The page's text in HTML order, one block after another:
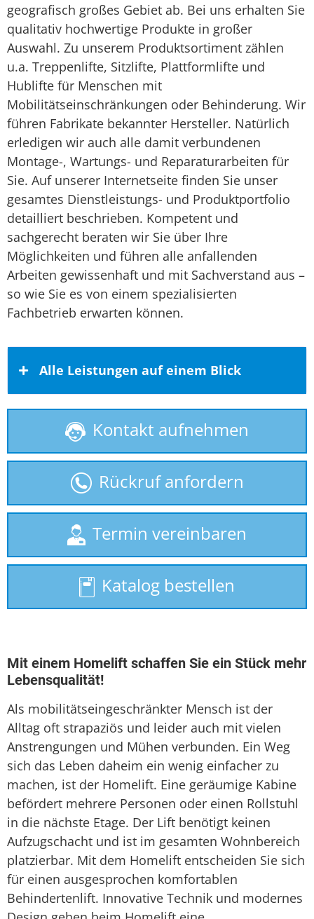
geografisch großes Gebiet ab. Bei uns erhalten Sie
qualitativ hochwertige Produkte in großer
Auswahl. Zu unserem Produktsortiment zählen
u.a. Treppenlifte, Sitzlifte, Plattformlifte und
Hublifte für Menschen mit
Mobilitätseinschränkungen oder Behinderung. Wir
führen Fabrikate bekannter Hersteller. Natürlich
erledigen wir auch alle damit verbundenen
Montage-, Wartungs- und Reparaturarbeiten für
Sie. Auf unserer Internetseite finden Sie unser
gesamtes Dienstleistungs- und Produktportfolio
detailliert beschrieben. Kompetent und
sachgerecht beraten wir Sie über Ihre
Möglichkeiten und führen alle anfallenden
Arbeiten gewissenhaft und mit Sachverstand aus –
so wie Sie es von einem spezialisierten
Fachbetrieb erwarten können.
Alle Leistungen auf einem Blick
Behindertenlift
gebrauchte Treppenlifte
Plattformlift
Rollstuhllift
Seniorenlift
Treppenaufzug
Treppenlift
Treppenlift mieten
Kontakt aufnehmen
Rückruf anfordern
Termin vereinbaren
Katalog bestellen
Mit einem Homelift schaffen Sie ein Stück mehr
Lebensqualität!
Als mobilitätseingeschränkter Mensch ist der
Alltag oft strapaziös und leider auch mit vielen
Anstrengungen und Mühen verbunden. Ein Weg
sich das Leben daheim ein wenig einfacher zu
machen, ist der Homelift. Eine geräumige Kabine
befördert mehrere Personen oder einen Rollstuhl
in die nächste Etage. Der Lift benötigt keinen
Aufzugschacht und ist im gesamten Wohnbereich
platzierbar. Mit dem Homelift entscheiden Sie sich
für einen ausgesprochen komfortablen
Behindertenlift. Innovative Technik und modernes